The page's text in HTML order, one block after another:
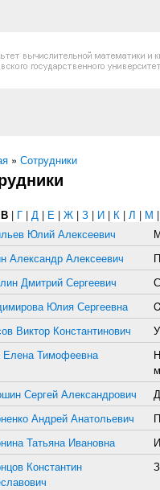
» Сотрудники
В | Г | Д | Е | Ж | З | И | К | Л | М
Юлий Алексеевич
Александр Алексеевич
Дмитрий Сергеевич
Юлия Сергеевна
Виктор Константинович
Елена Тимофеевна
Сергей Александрович
Андрей Анатольевич
Татьяна Ивановна
Константин